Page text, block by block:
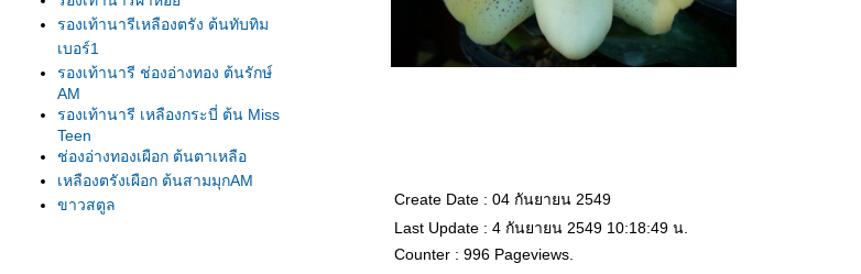
รองเท้านารีเหลืองตรัง ต้นทับทิม
เบอร์1
รองเท้านารี ช่องอ่างทอง ต้นรักษ์
AM
รองเท้านารี เหลืองกระบี่ ต้น Miss
Teen
ช่องอ่างทองเผือก ต้นตาเหลือ
เหลืองตรังเผือก ต้นสามมุกAM
ขาวสตูล
Create Date : 04 กันยายน 2549
Last Update : 4 กันยายน 2549 10:18:49 น.
Counter : 996 Pageviews.